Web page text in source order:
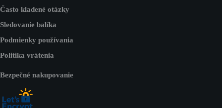
Často kladené otázky
Sledovanie balíka
Podmienky používania
Politika vrátenia
Bezpečné nakupovanie